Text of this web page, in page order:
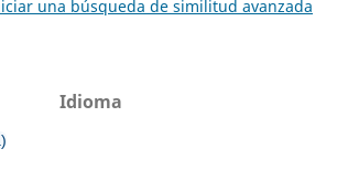
una búsqueda de similitud avanzada
Idioma